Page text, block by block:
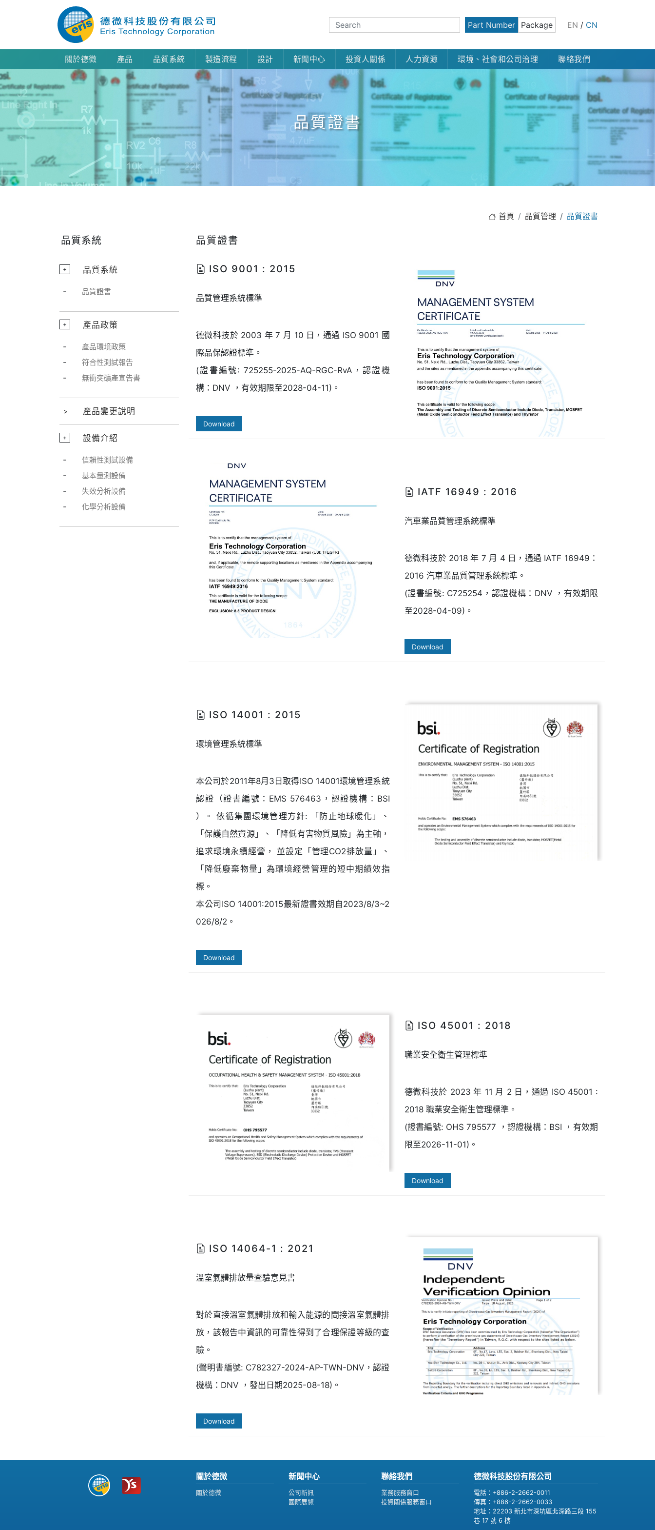
Part Number Package EN / CN
關於德微 產品 品質系統 製造流程 設計 新聞中心 投資人關係 人力資源 環境、社會和公司治理 聯絡我們
品質證書
首頁 品質管理 品質證書
品質系統
+ 品質系統
- 品質證書
+ 產品政策
- 產品環境政策
- 符合性測試報告
- 無衝突礦產宣告書
產品變更說明
+ 設備介紹
- 信賴性測試設備
- 基本量測設備
- 失效分析設備
- 化學分析設備
品質證書
ISO 9001 : 2015
品質管理系統標準
德微科技於 2003 年 7 月 10 日，通過 ISO 9001 國
際品保認證標準。
(證書編號: 725255-2025-AQ-RGC-RvA，認證機
構：DNV ，有效期限至2028-04-11)。
Download
IATF 16949 : 2016
汽車業品質管理系統標準
德微科技於 2018 年 7 月 4 日，通過 IATF 16949：
2016 汽車業品質管理系統標準。
(證書編號: C725254，認證機構：DNV ，有效期限
至2028-04-09)。
Download
ISO 14001 : 2015
環境管理系統標準
本公司於2011年8月3日取得ISO 14001環境管理系統
認證（證書編號：EMS 576463，認證機構：BSI
）。 依循集團環境管理方針: 「防止地球暖化」、
「保護自然資源」、「降低有害物質風險」為主軸，
追求環境永續經營， 並設定「管理CO2排放量」、
「降低廢棄物量」為環境經營管理的短中期績效指
標。
本公司ISO 14001:2015最新證書效期自2023/8/3~2
026/8/2。
Download
ISO 45001 : 2018
職業安全衛生管理標準
德微科技於 2023 年 11 月 2 日，通過 ISO 45001 :
2018 職業安全衛生管理標準。
(證書編號: OHS 795577 ，認證機構：BSI ，有效期
限至2026-11-01)。
Download
ISO 14064-1 : 2021
溫室氣體排放量查驗意見書
對於直接溫室氣體排放和輸入能源的間接溫室氣體排
放，該報告中資訊的可靠性得到了合理保證等級的查
驗。
(聲明書編號: C782327-2024-AP-TWN-DNV，認證
機構：DNV ，發出日期2025-08-18)。
Download
關於德微
關於德微
新聞中心
公司新訊
國際展覽
聯絡我們
業務服務窗口
投資關係服務窗口
德微科技股份有限公司
電話：+886-2-2662-0011
傳真：+886-2-2662-0033
地址：22203 新北市深坑區北深路三段 155
巷 17 號 6 樓